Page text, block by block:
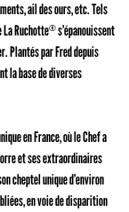
ail des ours, etc. Tels
Ruchotte®s’épanouissent
Plantés par Fred depuis
la base de diverses
en France, où le Chef a
et ses extraordinaires
cheptel unique d’environ
en voie de disparition